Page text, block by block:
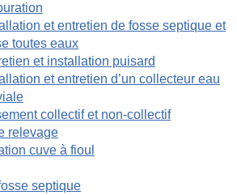
et entretien de fosse septique et
toutes eaux
et installation puisard
et entretien d’un collecteur eau
collectif et non-collectif
relevage
cuve à fioul
septique